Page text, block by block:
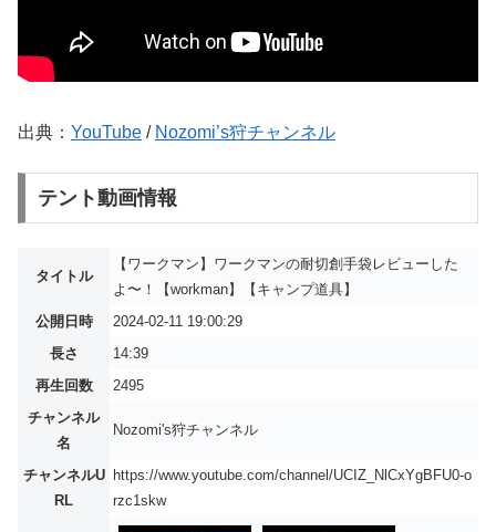
出典： YouTube / Nozomi’s狩チャンネル
テント動画情報
タイトル
【ワークマン】ワークマンの耐切創手袋レビューした
よ〜！【workman】【キャンプ道具】
公開日時
2024-02-11 19:00:29
長さ
14:39
再生回数
2495
チャンネル
名
Nozomi's狩チャンネル
チャンネルU
RL
https://www.youtube.com/channel/UCIZ_NlCxYgBFU0-o
rzc1skw